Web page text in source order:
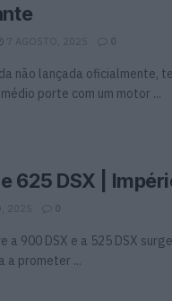
7 AGOSTO, 2025 0
não lançada oficialmente,
porte com um motor ...
625 DSX |
2025 0
a 900 DSX e a 525 DSX
a prometer ...